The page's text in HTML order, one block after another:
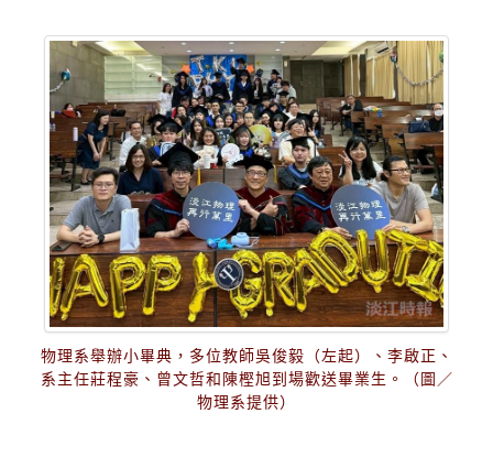
物理系舉辦小畢典，多位教師吳俊毅（左起）、李啟正、
系主任莊程豪、曾文哲和陳樫旭到場歡送畢業生。（圖／
物理系提供）